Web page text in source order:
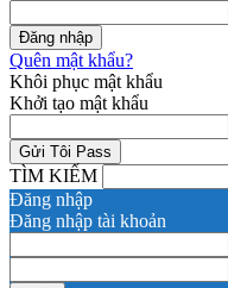
Quên mật khẩu?
Khôi phục mật khẩu
Khởi tạo mật khẩu
TÌM KIẾM
Đăng nhập
Đăng nhập tài khoản